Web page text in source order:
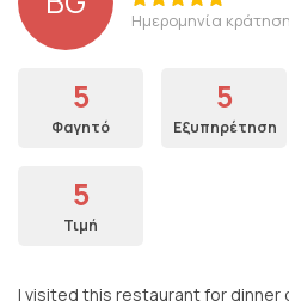
Ημερομηνία
5
Φαγητό
5
Εξυπηρέτηση
5
Τιμή
I visited this restaurant for dinner